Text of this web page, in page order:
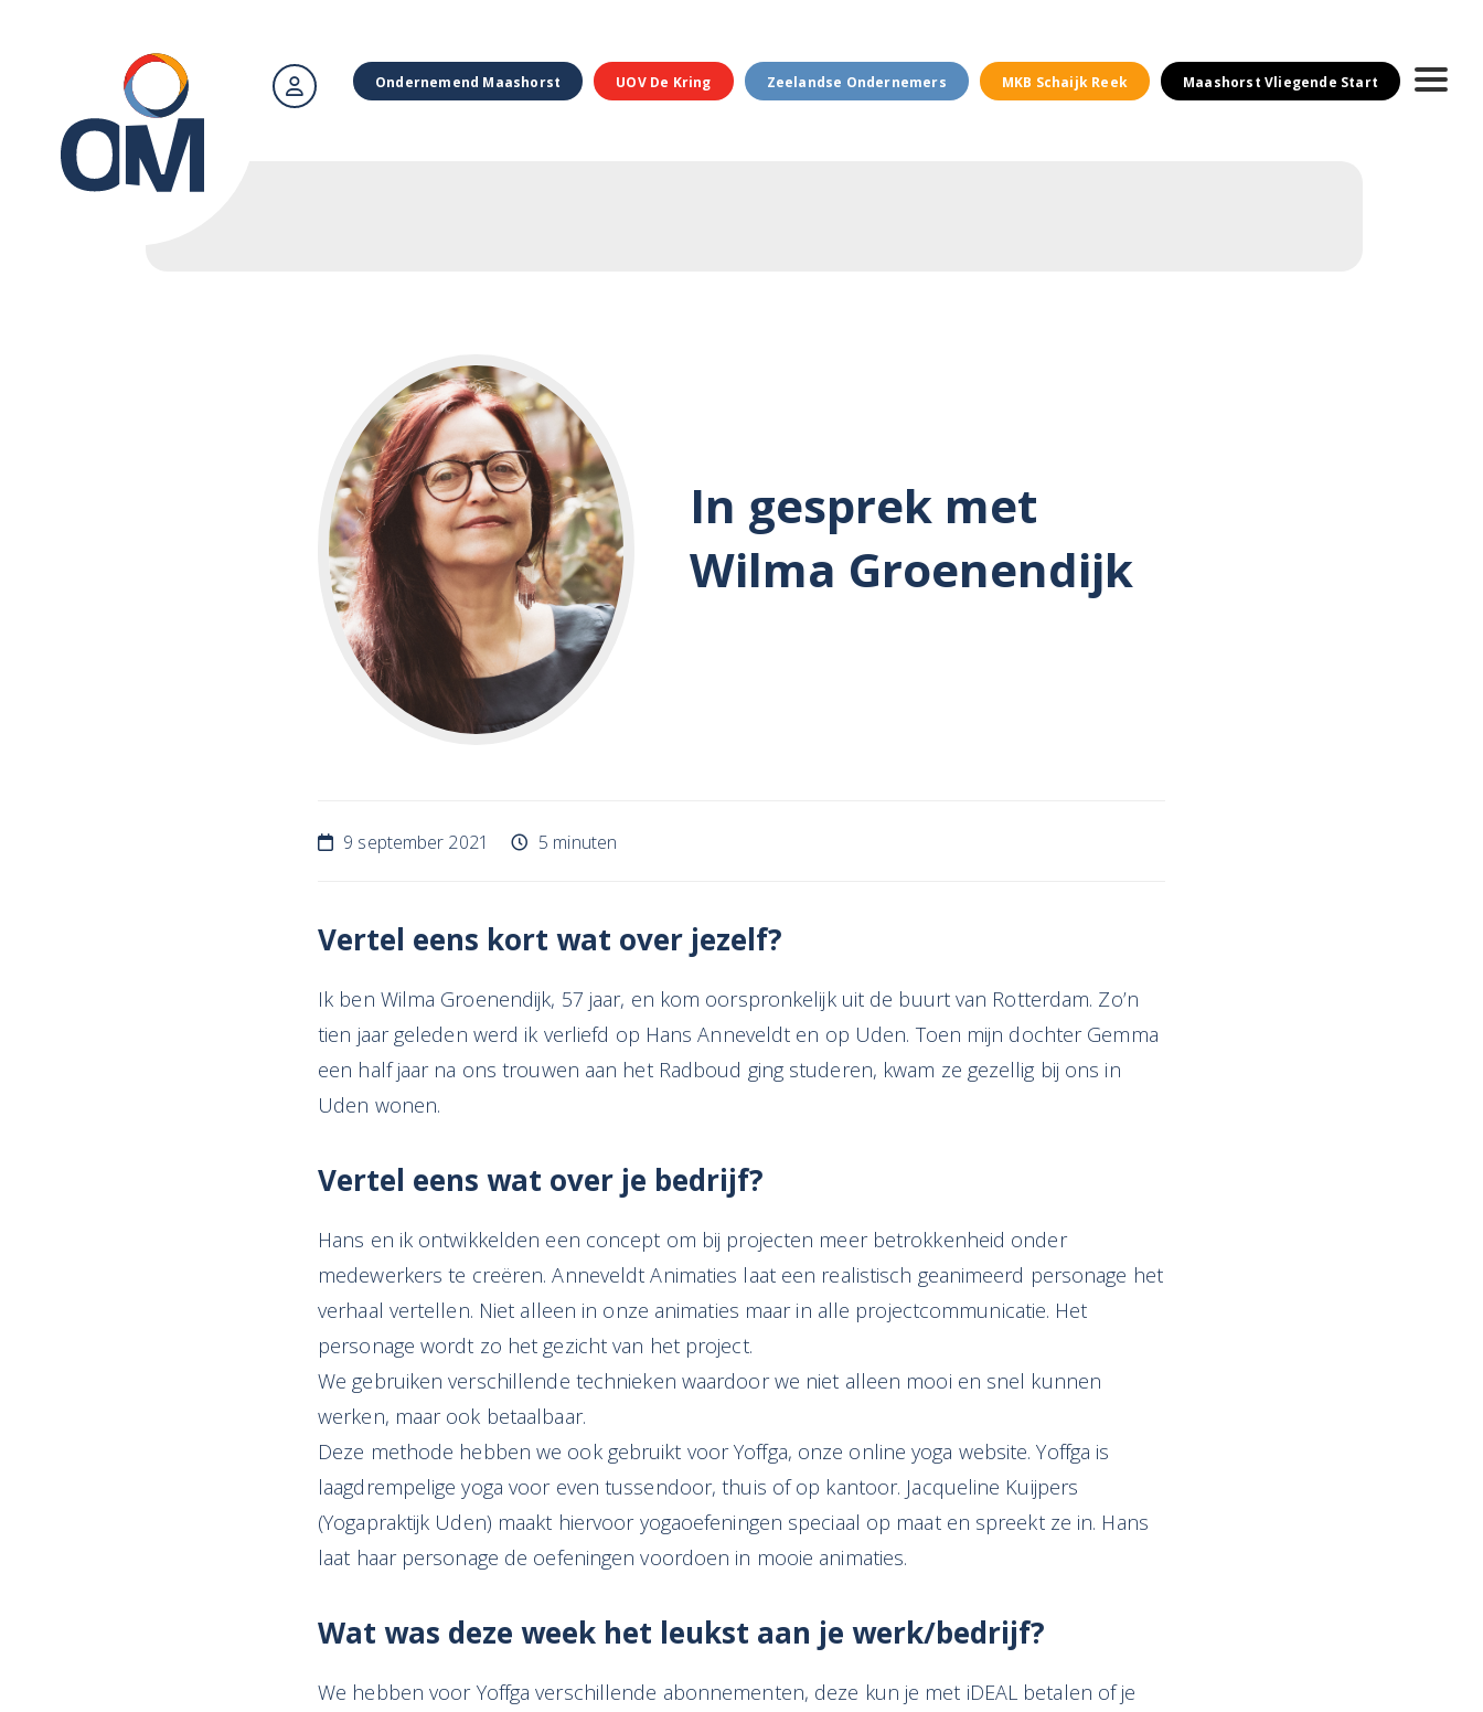
Ondernemend Maashorst UOV De Kring Zeelandse Ondernemers MKB Schaijk Reek Maashorst Vliegende Start
In gesprek met
Wilma Groenendijk
9 september 2021 5 minuten
Vertel eens kort wat over jezelf?
Ik ben Wilma Groenendijk, 57 jaar, en kom oorspronkelijk uit de buurt van Rotterdam. Zo’n
tien jaar geleden werd ik verliefd op Hans Anneveldt en op Uden. Toen mijn dochter Gemma
een half jaar na ons trouwen aan het Radboud ging studeren, kwam ze gezellig bij ons in
Uden wonen.
Vertel eens wat over je bedrijf?
Hans en ik ontwikkelden een concept om bij projecten meer betrokkenheid onder
medewerkers te creëren. Anneveldt Animaties laat een realistisch geanimeerd personage het
verhaal vertellen. Niet alleen in onze animaties maar in alle projectcommunicatie. Het
personage wordt zo het gezicht van het project.
We gebruiken verschillende technieken waardoor we niet alleen mooi en snel kunnen
werken, maar ook betaalbaar.
Deze methode hebben we ook gebruikt voor Yoffga, onze online yoga website. Yoffga is
laagdrempelige yoga voor even tussendoor, thuis of op kantoor. Jacqueline Kuijpers
(Yogapraktijk Uden) maakt hiervoor yogaoefeningen speciaal op maat en spreekt ze in. Hans
laat haar personage de oefeningen voordoen in mooie animaties.
Wat was deze week het leukst aan je werk/bedrijf?
We hebben voor Yoffga verschillende abonnementen, deze kun je met iDEAL betalen of je